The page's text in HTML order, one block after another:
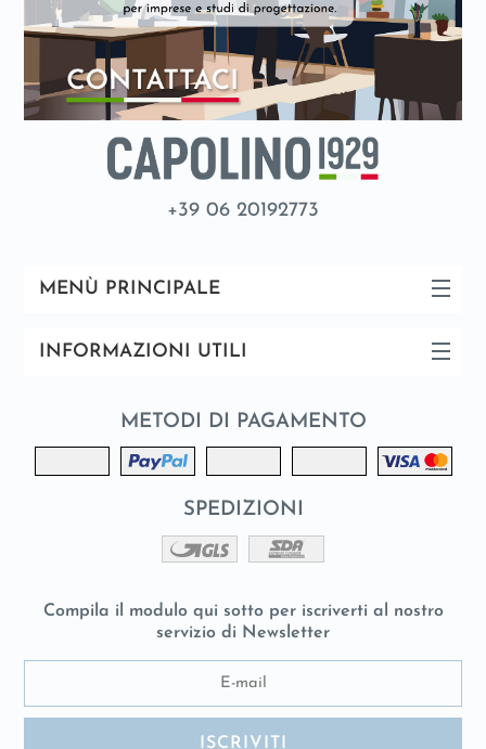
+39 06 20192773
MENÙ PRINCIPALE
INFORMAZIONI UTILI
METODI DI PAGAMENTO
SPEDIZIONI
Compila il modulo qui sotto per iscriverti al nostro
servizio di Newsletter